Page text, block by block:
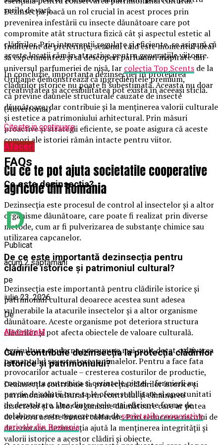
Dezinsecția joacă un rol crucial în acest proces prin
prevenirea infestării cu insecte dăunătoare care pot
compromite atât structura fizică cât și aspectul estetic al
clădirilor. Prin intervenții regulate și eficiente, se asigură că
aceste locații rămân atractive pentru generațiile viitoare.
În concluzie, importanța dezinsecției în protejarea
clădirilor istorice nu poate fi subestimată. Aceasta nu doar
că previne daunele structurale cauzate de insecte
dăunătoare, dar contribuie și la menținerea valorii culturale
și estetice a patrimoniului arhitectural. Prin măsuri
proactive și strategii eficiente, se poate asigura că aceste
comori ale istoriei rămân intacte pentru viitor.
FAQs
Ce este dezinsecția?
Dezinsecția este procesul de control al insectelor și a altor
organisme dăunătoare, care poate fi realizat prin diverse
metode, cum ar fi pulverizarea de substanțe chimice sau
utilizarea capcanelor.
De ce este importantă dezinsecția pentru
clădirile istorice și patrimoniul cultural?
Dezinsecția este importantă pentru clădirile istorice și
patrimoniul cultural deoarece acestea sunt adesea
vulnerabile la atacurile insectelor și a altor organisme
dăunătoare. Aceste organisme pot deteriora structura
clădirilor și pot afecta obiectele de valoare culturală.
Cum contribuie dezinsecția la protecția clădirilor
istorice și patrimoniului?
Dezinsecția contribuie la protecția clădirilor istorice și
patrimoniului cultural prin controlul și eliminarea
insectelor și a altor organisme dăunătoare care ar putea
deteriora aceste bunuri culturale. Prin reducerea riscului de
deteriorare, dezinsecția ajută la menținerea integrității și
valorii istorice a acestor clădiri și obiecte.
serile de vară.
Indiferent de preferințe, sezonul cald este momentul ideal
să experimentezi și să descoperi parfumuri inspirate din
universul parfumeriei de nișă. Iar colecția Top Scents de la
Oriflame demonstrează că ingredientele premium,
creativitatea și accesibilitatea pot exista în aceeași sticlă.
(Advertorial)
Citeste in continuare
Afaceri
Cu ce te pot ajuta societatile cooperative
agricole din Romania
Publicat
acum 2 săptămâni
pe
iulie 23, 2026
De
AlexandraM
Agricultura moderna presupune mai mult decat cultivarea
pamantului sau cresterea animalelor. Pentru a face fata
provocarilor actuale – cresterea costurilor de productie,
concurenta puternica si cerintele pietei – fermierii au
nevoie de solutii care sa le ofere stabilitate si oportunitati
de dezvoltare. Una dintre cele mai eficiente forme de
colaborare este reprezentata desocietatile cooperative
agricole din Romania.